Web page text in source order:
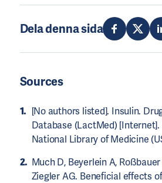
Dela denna sida
Sources
[No authors listed]. Insulin.
Database (LactMed) [Internet].
National Library of Medicine
Much D, Beyerlein A,
Ziegler AG. Beneficial effects